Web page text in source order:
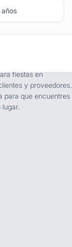
fiestas en
y proveedores.
para que encuentres